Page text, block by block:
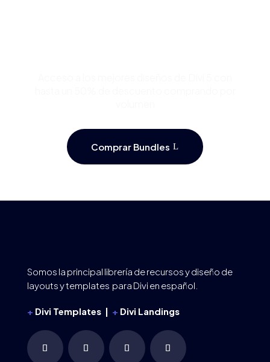
Comprar Bundles
Somos la principal librería de recursos y diseño de
layouts y templates para Divi en español.
+ Divi Templates | + Divi Landings